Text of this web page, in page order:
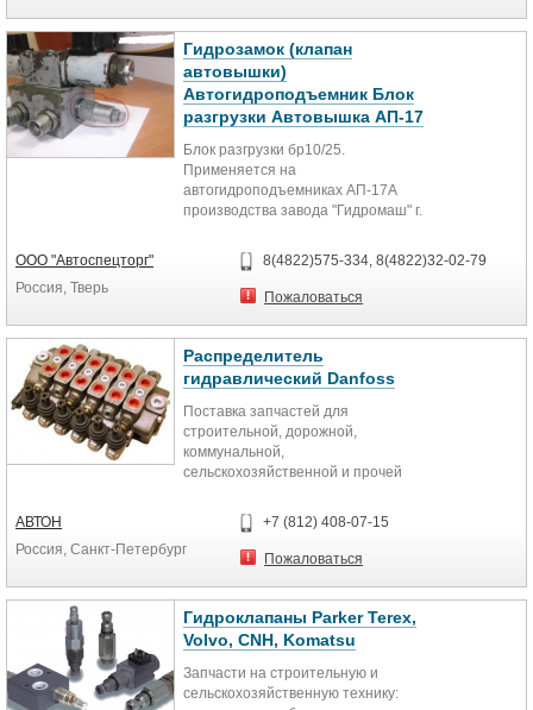
Гидрозамок (клапан
автовышки)
Автогидроподъемник Блок
разгрузки Автовышка АП-17
Блок разгрузки бр10/25.
Применяется на
автогидроподъемниках АП-17А
производства завода "Гидромаш" г.
автовышек АП-17А, Ап-18 в
наличии и на заказ.
ООО "Автоспецторг"
Россия, Тверь
8(4822)575-334, 8(4822)32-02-79
Пожаловаться
Распределитель
гидравлический Danfoss
Поставка запчастей для
строительной, дорожной,
коммунальной,
сельскохозяйственной и прочей
Оригинал и аналог.
Детали для бульдозеров,
экскаваторов, погрузчиков, катков,
техники.
Поставка гидравлики для
спецтехники и сельхозтехники,
самосвалов и грузовиков.
Гидронасосы и гидромоторы,
АВТОН
Россия, Санкт-Петербург
+7 (812) 408-07-15
Пожаловаться
Гидроклапаны Parker Terex,
Volvo, CNH, Komatsu
Запчасти на строительную и
сельскохозяйственную технику: